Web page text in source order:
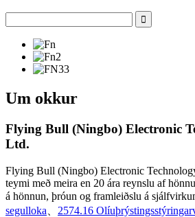
Um okkur
Flying Bull (Ningbo) Electronic
Ltd.
Flying Bull (Ningbo) Electronic
teymi með meira en 20 ára reynslu af
á hönnun, þróun og framleiðslu á
segulloka
2574.16